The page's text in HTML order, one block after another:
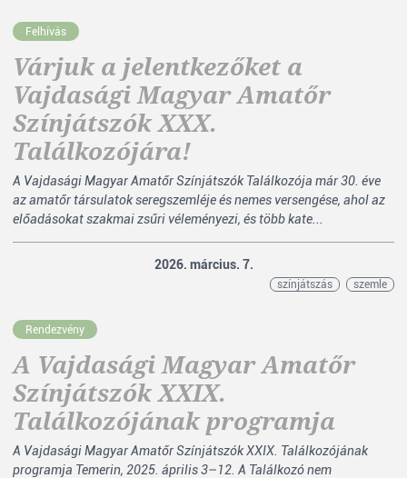
Felhívás
Várjuk a jelentkezőket a
Vajdasági Magyar Amatőr
Színjátszók XXX.
Találkozójára!
A Vajdasági Magyar Amatőr Színjátszók Találkozója már 30. éve
az amatőr társulatok seregszemléje és nemes versengése, ahol az
előadásokat szakmai zsűri véleményezi, és több kate...
2026. március. 7.
színjátszás szemle
Rendezvény
A Vajdasági Magyar Amatőr
Színjátszók XXIX.
Találkozójának programja
A Vajdasági Magyar Amatőr Színjátszók XXIX. Találkozójának
programja Temerin, 2025. április 3–12. A Találkozó nem